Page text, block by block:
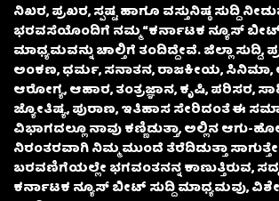
ನಿಖರ, ಪ್ರಖರ, ಸ್ಪಷ್ಟ ಹಾಗೂ ವಸ್ತುನಿಷ್ಠ ಸುದ್ದಿ
ಭರವಸೆಯೊಂದಿಗೆ ನಮ್ಮ “ಕರ್ನಾಟಕ ನ್ಯೂಸ್
ಮಾಧ್ಯಮವನ್ನು ಚಾಲ್ತಿಗೆ ತಂದಿದ್ದೇವೆ. ಜಿಲ್ಲಾ ಸುದ್ದಿ,
ಅಂಕಣ, ಧರ್ಮ, ಸನಾತನ, ರಾಜಕೀಯ, ಸಿನಿಮಾ,
ಆರೋಗ್ಯ, ಆಹಾರ, ತಂತ್ರಜ್ಞಾನ, ಕೃಷಿ, ಪರಿಸರ,
ಜ್ಯೋತಿಷ್ಯ, ಪುರಾಣ, ಇತಿಹಾಸ ಸೇರಿದಂತೆ ಈ
ವಿಭಾಗದಲ್ಲೂ ನಾವು ಕಣ್ಣಿಡುತ್ತಾ, ಅಲ್ಲಿನ ಆಗು-
ನಿರಂತರವಾಗಿ ನಿಮ್ಮ ಮುಂದೆ ತೆರೆದಿಡುತ್ತಾ
ಬರವಣಿಗೆಯಲ್ಲೇ ಭಗವಂತನನ್ನ ಕಾಣುತ್ತಿರುವ,
ಕರ್ನಾಟಕ ನ್ಯೂಸ್ ಬೀಟ್ ಸುದ್ದಿ ಮಾಧ್ಯಮವು,